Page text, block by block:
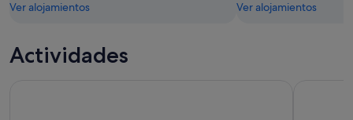
Ver alojamientos Ver alojamientos
Actividades